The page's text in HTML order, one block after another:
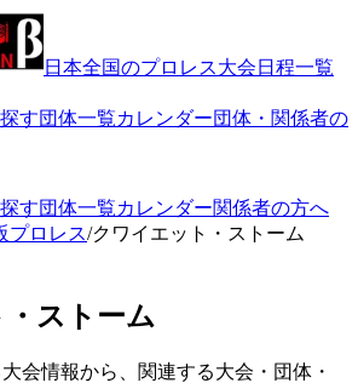
日本全国のプロレス大会日程一覧
す団体一覧カレンダー団体・関係者の
す団体一覧カレンダー関係者の方へ
プロレス/クワイエット・ストーム
ストーム
会情報から、関連する大会・団体・